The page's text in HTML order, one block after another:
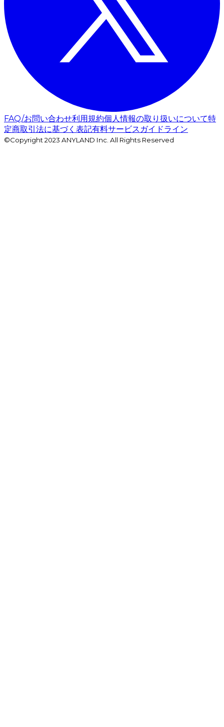
FAQ/お問い合わせ利用規約個人情報の取り扱いについて特
定商取引法に基づく表記有料サービスガイドライン
©Copyright 2023 ANYLAND Inc. All Rights Reserved